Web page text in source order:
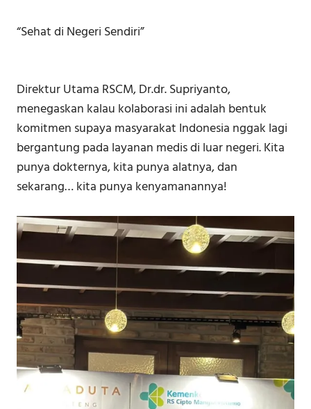
“Sehat di Negeri Sendiri”
Direktur Utama RSCM, Dr.dr. Supriyanto,
menegaskan kalau kolaborasi ini adalah bentuk
komitmen supaya masyarakat Indonesia nggak lagi
bergantung pada layanan medis di luar negeri. Kita
punya dokternya, kita punya alatnya, dan
sekarang… kita punya kenyamanannya!